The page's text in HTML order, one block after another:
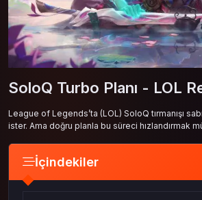
SoloQ Turbo Planı - LOL
League of Legends’ta (LOL) SoloQ tırmanışı
ister. Ama doğru planla bu süreci hızlandırmak
İçindekiler